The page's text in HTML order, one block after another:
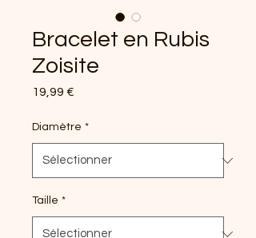
Bracelet en Rubis
Zoisite
19,99 €
Diamètre *
Taille *